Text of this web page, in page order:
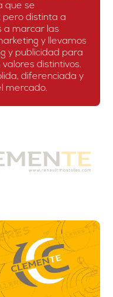
que se
pero distinta a
a marcar las
y llevamos
y publicidad para
distintivos.
diferenciada y
mercado.